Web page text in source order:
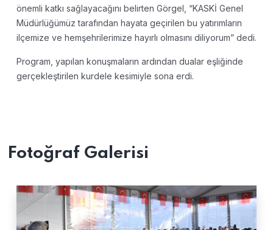
önemli katkı sağlayacağını belirten Görgel, “KASKİ Genel
Müdürlüğümüz tarafından hayata geçirilen bu yatırımların
ilçemize ve hemşehrilerimize hayırlı olmasını diliyorum” dedi.
Program, yapılan konuşmaların ardından dualar eşliğinde
gerçekleştirilen kurdele kesimiyle sona erdi.
Fotoğraf Galerisi